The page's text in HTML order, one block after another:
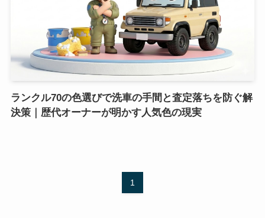
ランクル70の色選びで洗車の手間と査定落ちを防ぐ解
決策｜歴代オーナーが明かす人気色の現実
1